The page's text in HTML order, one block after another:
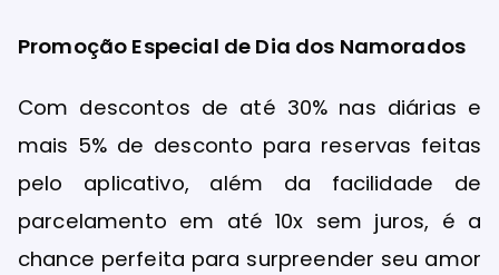
Promoção Especial de Dia dos Namorados
Com descontos de até 30% nas diárias e
mais 5% de desconto para reservas feitas
pelo aplicativo, além da facilidade de
parcelamento em até 10x sem juros, é a
chance perfeita para surpreender seu amor